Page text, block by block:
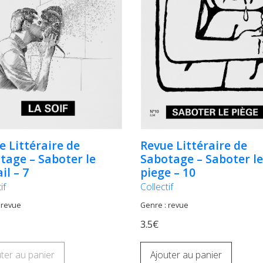
Littéraire de
– Saboter le
– 7
au panier
Revue Littéraire de
Sabotage – Saboter le
piege – 10
Collectif
Genre : revue
3.5€
Ajouter au panier